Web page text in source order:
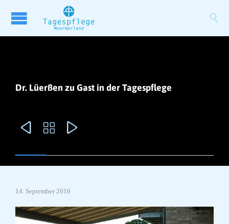

Dr. Lüerßen zu Gast in der Tagespflege
  
14. September 2016